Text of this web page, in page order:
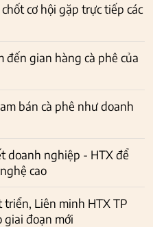
cơ hội gặp trực tiếp các
đến gian hàng cà phê của
bán cà phê như doanh
doanh nghiệp - HTX để
cao
Liên minh HTX TP
giai đoạn mới